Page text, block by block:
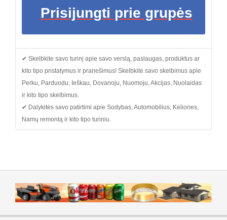
Prisijungti prie grupės
✔ Skelbkite savo turinį apie savo verslą, paslaugas, produktus ar
kito tipo pristatymus ir pranešimus! Skelbkite savo skelbimus apie
Perku, Parduodu, Ieškau, Dovanoju, Nuomoju, Akcijas, Nuolaidas
ir kito tipo skelbimus.
✔ Dalykitės savo patirtimi apie Sodybas, Automobilius, Keliones,
Namų remontą ir kito tipo turiniu.